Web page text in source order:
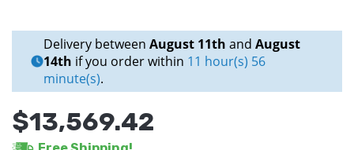
Delivery between August 11th and August
14th if you order within 11 hour(s) 56
minute(s).
$13,569.42